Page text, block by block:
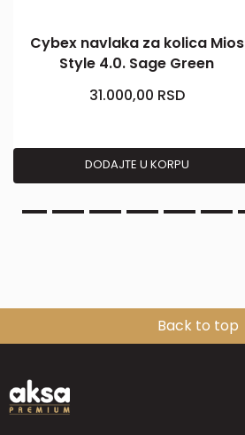
Cybex navlaka za kolica Mios
Style 4.0. Sage Green
31.000,00 RSD
DODAJTE U KORPU
Back to top